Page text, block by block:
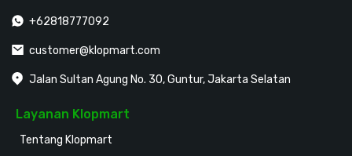
+62818777092
customer@klopmart.com
Jalan Sultan Agung No. 30, Guntur, Jakarta Selatan
Layanan Klopmart
Tentang Klopmart